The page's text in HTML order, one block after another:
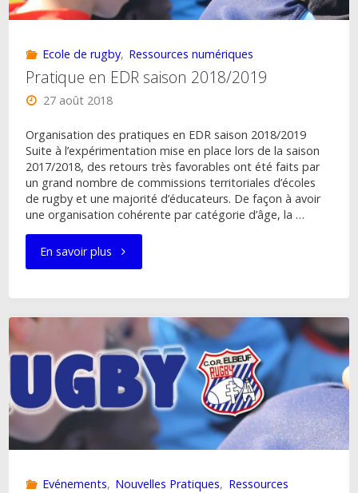
Ecole de rugby, Ressources numériques
Pratique en EDR saison 2018/2019
27 août 2018
Organisation des pratiques en EDR saison 2018/2019
Suite à l’expérimentation mise en place lors de la saison
2017/2018, des retours très favorables ont été faits par
un grand nombre de commissions territoriales d’écoles
de rugby et une majorité d’éducateurs. De façon à avoir
une organisation cohérente par catégorie d’âge, la …
En savoir plus"Pratique
EDR
saison
2018/2019"
Evénements, Nouvelles Pratiques, Ressources